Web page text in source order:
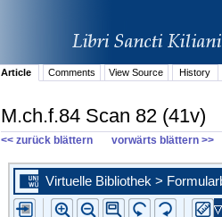
Article Comments View Source History
M.ch.f.84 Scan 82 (41v)
<< zurück blättern vorwärts blättern >>